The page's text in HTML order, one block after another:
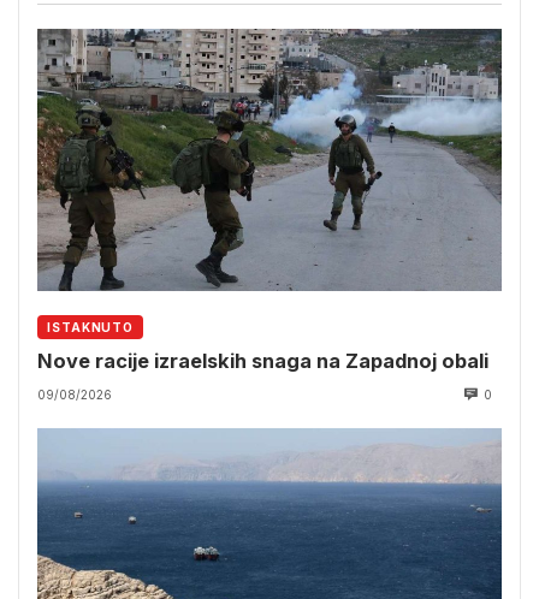
ISTAKNUTO
Nove racije izraelskih snaga na Zapadnoj obali
09/08/2026 0